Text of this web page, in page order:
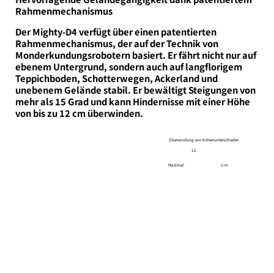
Rahmenmechanismus
Der Mighty-D4 verfügt über einen patentierten
Rahmenmechanismus, der auf der Technik von
Monderkundungsrobotern basiert. Er fährt nicht nur auf
ebenem Untergrund, sondern auch auf langflorigem
Teppichboden, Schotterwegen, Ackerland und
unebenem Gelände stabil. Er bewältigt Steigungen von
mehr als 15 Grad und kann Hindernisse mit einer Höhe
von bis zu 12 cm überwinden.
Überwindung von Höhenunterschieden
Maximal
12
ｃｍ